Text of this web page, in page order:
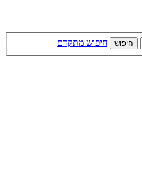
חיפוש חיפוש מתקדם